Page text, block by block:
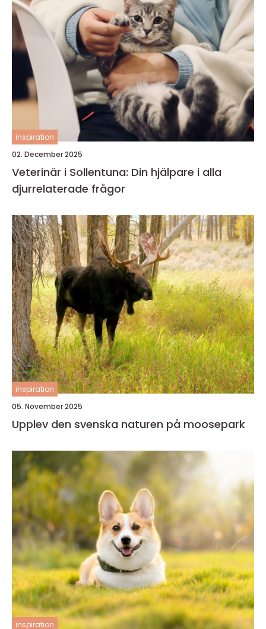
inspiration
02. December 2025
Veterinär i Sollentuna: Din hjälpare i alla
djurrelaterade frågor
inspiration
05. November 2025
Upplev den svenska naturen på moosepark
inspiration